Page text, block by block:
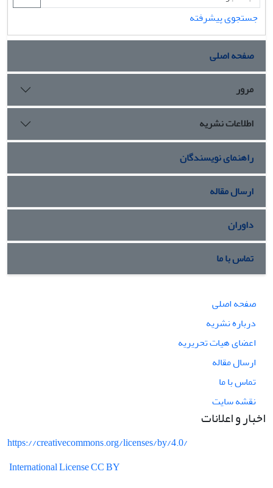
جستجوی پیشرفته
صفحه اصلی
مرور
اطلاعات نشریه
راهنمای نویسندگان
ارسال مقاله
داوران
تماس با ما
صفحه اصلی
درباره نشریه
اعضای هیات تحریریه
ارسال مقاله
تماس با ما
نقشه سایت
اخبار و اعلانات
https://creativecommons.org/licenses/by/4.0/
International License CC BY